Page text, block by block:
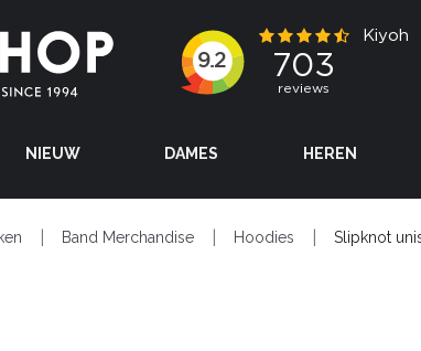
NIEUW DAMES HEREN
Band Merchandise Hoodies Slipknot